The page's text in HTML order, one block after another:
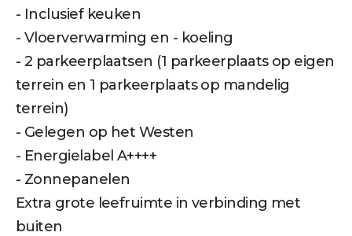
- Inclusief keuken
- Vloerverwarming en - koeling
- 2 parkeerplaatsen (1 parkeerplaats op eigen
terrein en 1 parkeerplaats op mandelig
terrein)
- Gelegen op het Westen
- Energielabel A++++
- Zonnepanelen
Extra grote leefruimte in verbinding met
buiten